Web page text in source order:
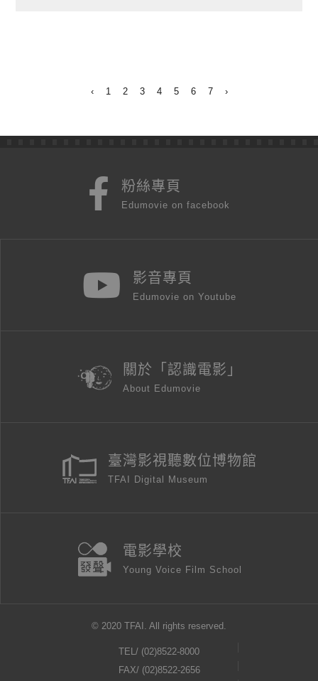
‹ 1 2 3 4 5 6 7 ›
粉絲專頁
Edumovie on facebook
影音專頁
Edumovie on Youtube
關於「認識電影」
About Edumovie
臺灣影視聽數位博物館
TFAI Digital Museum
電影學校
Young Voice Film School
© 2020 TFAI. All rights reserved.
TEL/ (02)8522-8000
FAX/ (02)8522-2656